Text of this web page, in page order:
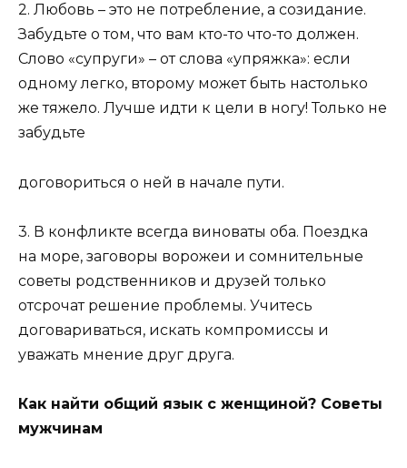
2. Любовь – это не потребление, а созидание.
Забудьте о том, что вам кто-то что-то должен.
Слово «супруги» – от слова «упряжка»: если
одному легко, второму может быть настолько
же тяжело. Лучше идти к цели в ногу! Только не
забудьте
договориться о ней в начале пути.
3. В конфликте всегда виноваты оба. Поездка
на море, заговоры ворожеи и сомнительные
советы родственников и друзей только
отсрочат решение проблемы. Учитесь
договариваться, искать компромиссы и
уважать мнение друг друга.
Как найти общий язык с женщиной? Советы
мужчинам